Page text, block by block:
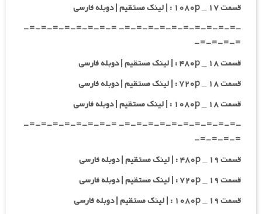
قسمت ۱۷ _ ۱۰۸۰p : | لینک مستقیم | دوبله فارسی
-=-=-=-=-=-=-=-=-=-=- =-=-=-=-=-=-=-=-
=-=-=-=-
قسمت ۱۸ _ ۴۸۰p : | لینک مستقیم | دوبله فارسی
قسمت ۱۸ _ ۷۲۰p : | لینک مستقیم | دوبله فارسی
قسمت ۱۸ _ ۱۰۸۰p : | لینک مستقیم | دوبله فارسی
-=-=-=-=-=-=-=-=-=-=- =-=-=-=-=-=-=-=-
=-=-=-=-
قسمت ۱۹ _ ۴۸۰p : | لینک مستقیم | دوبله فارسی
قسمت ۱۹ _ ۷۲۰p : | لینک مستقیم | دوبله فارسی
قسمت ۱۹ _ ۱۰۸۰p : | لینک مستقیم | دوبله فارسی